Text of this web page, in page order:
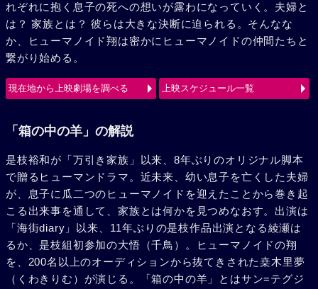
れぞれに抱く息子の死への想いが露わになっていく。夫婦と
は？ 家族とは？ 彼らは大きな決断に迫られる。そんなな
か、ヒューマノイド翔は密かにヒューマノイドの仲間たちと
繋がり始める。
現在地から上映劇場を調べる 上映スケジュール一覧
「箱の中の羊」の解説
是枝裕和が「万引き家族」以来、8年ぶりのオリジナル脚本
で贈るヒューマンドラマ。近未来、幼い息子を亡くした夫婦
が、息子に瓜二つのヒューマノイドを迎えたことから巻き起
こる出来事を通して、家族とは何かを見つめなおす。出演は
「海街diary」以来、11年ぶりの是枝作品出演となる綾瀬は
るか、是枝組初参加の大悟（千鳥）。ヒューマノイドの翔
を、200名以上のオーディションから抜てきされた桒木里夢
（くわきりむ）が演じる。「箱の中の羊」とはサン=テグジ